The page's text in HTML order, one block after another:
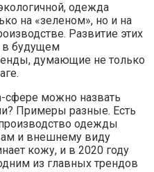
одежда
на «зеленом», но и на
Развитие этих
в будущем
думающие не только
сфере можно назвать
Примеры разные. Есть
одежды
и внешнему виду
кожу, и в 2020 году
из главных трендов